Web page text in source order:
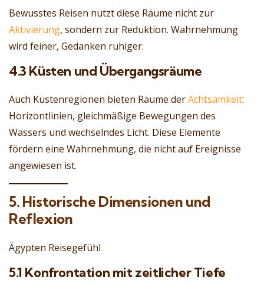
Bewusstes Reisen nutzt diese Räume nicht zur
Aktivierung, sondern zur Reduktion. Wahrnehmung
wird feiner, Gedanken ruhiger.
4.3 Küsten und Übergangsräume
Auch Küstenregionen bieten Räume derAchtsamkeit:
Horizontlinien, gleichmäßige Bewegungen des
Wassers und wechselndes Licht. Diese Elemente
fördern eine Wahrnehmung, die nicht auf Ereignisse
angewiesen ist.
5. Historische Dimensionen und
Reflexion
Ägypten Reisegefühl
5.1 Konfrontation mit zeitlicher Tiefe